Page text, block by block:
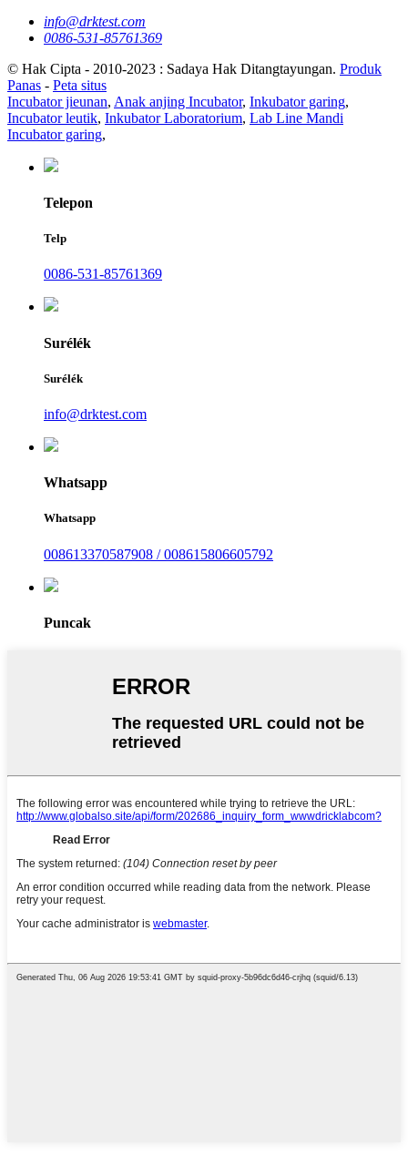
info@drktest.com
0086-531-85761369
© Hak Cipta - 2010-2023 : Sadaya Hak Ditangtayungan. Produk
Panas - Peta situs
Incubator jieunan, Anak anjing Incubator, Inkubator garing,
Incubator leutik, Inkubator Laboratorium, Lab Line Mandi
Incubator garing,
Telepon
Telp
0086-531-85761369
Surélék
Surélék
info@drktest.com
Whatsapp
Whatsapp
008613370587908 / 008615806605792
Puncak